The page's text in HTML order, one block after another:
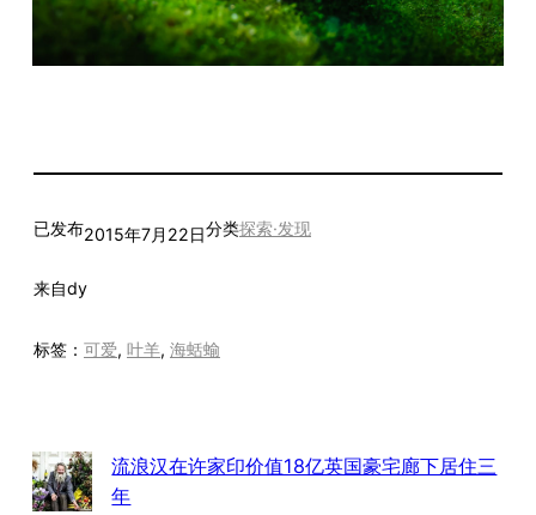
已发布2015年7月22日分类探索·发现
来自dy
标签： 可爱, 叶羊, 海蛞蝓
流浪汉在许家印价值18亿英国豪宅廊下居住三
年